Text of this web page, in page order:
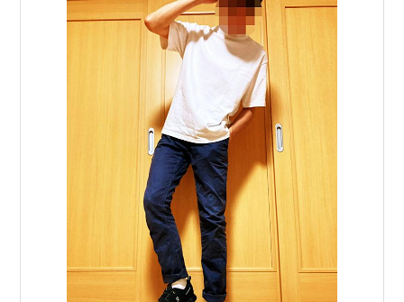
本名はピエトロ・マキシモフ。
双子の姉ワンダと共にジプシーのマキシモフ夫妻の元に
預けられるが、ジプシーへの迫害と子供のために盗みを
働いた養父の罪により住んでいた家を焼かれ、二人きり
の放浪生活に。その後、姉の能力の芽生えと共に魔女狩
りに遭っていたところをマグニートーに助けられ、姉と
共に「ブラザーフッド・オブ・イビル・ミュータンツ」
へ参入。その後、X-メンとの戦いを続けていくうちに正
義に目覚め、アベンジャーズへと加わった。